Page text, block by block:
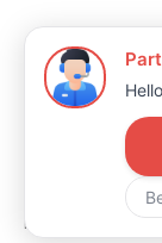
Profilim
Sipariş Geçmişim
Alışveriş Listem
Mail Aboneliği